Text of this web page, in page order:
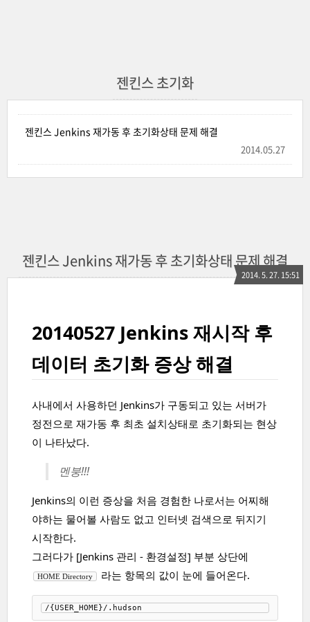
젠킨스 초기화
젠킨스 Jenkins 재가동 후 초기화상태 문제 해결
2014.05.27
젠킨스 Jenkins 재가동 후 초기화상태 문제 해결
2014. 5. 27. 15:51
20140527 Jenkins 재시작 후
데이터 초기화 증상 해결
사내에서 사용하던 Jenkins가 구동되고 있는 서버가
정전으로 재가동 후 최초 설치상태로 초기화되는 현상
이 나타났다.
멘붕!!!
Jenkins의 이런 증상을 처음 경험한 나로서는 어찌해
야하는 물어볼 사람도 없고 인터넷 검색으로 뒤지기
시작한다.
그러다가 [Jenkins 관리 - 환경설정] 부분 상단에
HOME Directory 라는 항목의 값이 눈에 들어온다.